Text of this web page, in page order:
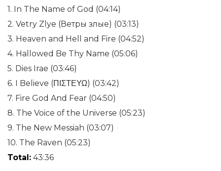
1. In The Name of God (04:14)
2. Vetry Zlye (Ветры злые) (03:13)
3. Heaven and Hell and Fire (04:52)
4. Hallowed Be Thy Name (05:06)
5. Dies Irae (03:46)
6. I Believe (ΠΙΣΤΕΥΩ) (03:42)
7. Fire God And Fear (04:50)
8. The Voice of the Universe (05:23)
9. The New Messiah (03:07)
10. The Raven (05:23)
Total: 43:36